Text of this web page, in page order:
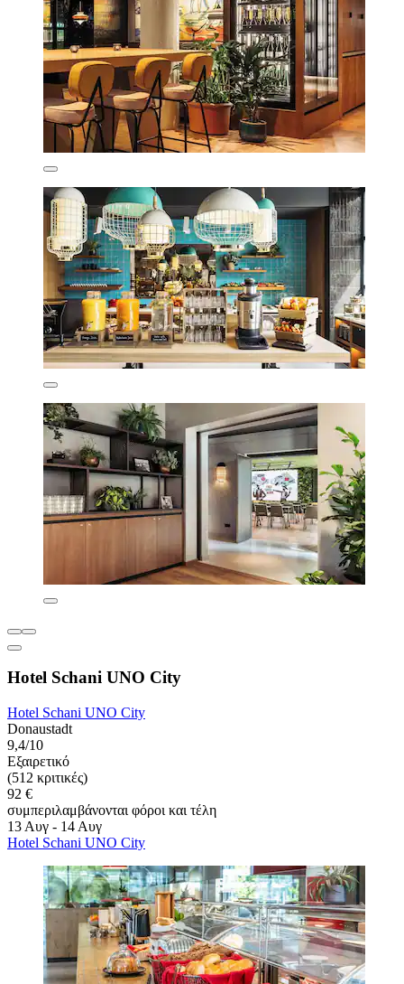
Hotel Schani UNO City
Hotel Schani UNO City
Donaustadt
9,4/10
Εξαιρετικό
(512 κριτικές)
92 €
συμπεριλαμβάνονται φόροι και τέλη
13 Αυγ - 14 Αυγ
Hotel Schani UNO City